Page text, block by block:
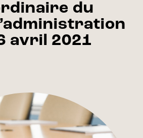
du
avril 2021